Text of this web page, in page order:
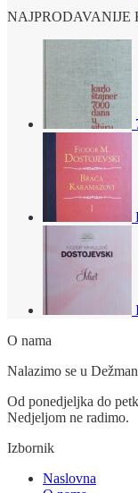
NAJPRODAVANIJE
O nama
Nalazimo se u
Od ponedjeljka do
Nedjeljom ne radimo.
Izbornik
Naslovna